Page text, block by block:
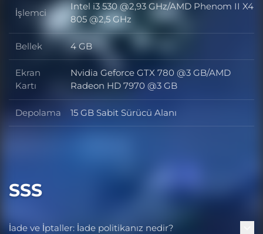
İşlemci İşlemci
Intel i3 530 @2,93 GHz/AMD Phenom II X4
805 @2,5 GHz
Bellek Bellek
4 GB
Ekran
Kartı
Ekran Kartı
Nvidia Geforce GTX 780 @3 GB/AMD
Radeon HD 7970 @3 GB
Depolama Depolama
15 GB Sabit Sürücü Alanı
SSS
İade ve İptaller: İade politikanız nedir?